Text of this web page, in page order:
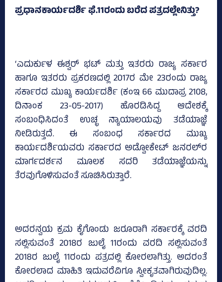
ಪ್ರಧಾನಕಾರ್ಯದರ್ಶಿ ಫೆ.11ರಂದು ಬರೆದ ಪತ್ರದಲ್ಲೇನಿತ್ತು?
‘ಎದುರ್ಕುಳ ಈಶ್ವರ್‌ ಭಟ್‌ ಮತ್ತು ಇತರರು ರಾಜ್ಯ ಸರ್ಕಾರ
ಹಾಗೂ ಇತರರು ಪ್ರಕರಣದಲ್ಲಿ 2017ರ ಮೇ 23ರಂದು ರಾಜ್ಯ
ಸರ್ಕಾರದ ಮುಖ್ಯ ಕಾರ್ಯದರ್ಶಿ (ಕಂಇ 66 ಮುದಾಪ್ರ 2108,
ದಿನಾಂಕ 23-05-2017) ಹೊರಡಿಸಿದ್ದ ಆದೇಶಕ್ಕೆ
ಸಂಬಂಧಿಸಿದಂತೆ ಉಚ್ಛ ನ್ಯಾಯಾಲಯವು ತಡೆಯಾಜ್ಞೆ
ನೀಡಿರುತ್ತದೆ. ಈ ಸಂಬಂಧ ಸರ್ಕಾರದ ಮುಖ್ಯ
ಕಾರ್ಯದರ್ಶಿಯವರು ಸರ್ಕಾರದ ಅಡ್ವೋಕೇಟ್‌ ಜನರಲ್‌ರ
ಮಾರ್ಗದರ್ಶನ ಮೂಲಕ ಸದರಿ ತಡೆಯಾಜ್ಞೆಯನ್ನು
ತೆರವುಗೊಳಿಸುವಂತೆ ಸೂಚಿಸಿರುತ್ತಾರೆ.
ಅದರನ್ವಯ ಕ್ರಮ ಕೈಗೊಂಡು ಜರೂರಾಗಿ ಸರ್ಕಾರಕ್ಕೆ ವರದಿ
ಸಲ್ಲಿಸುವಂತೆ 2018ರ ಜುಲೈ 11ರಂದು ವರದಿ ಸಲ್ಲಿಸುವಂತೆ
2018ರ ಜುಲೈ 11ರಂದು ಪತ್ರದಲ್ಲಿ ಕೋರಲಾಗಿತ್ತು. ಅದರಂತೆ
ಕೋರಲಾದ ಮಾಹಿತಿ ಇದುವರೆವಿಗೂ ಸ್ವೀಕೃತವಾಗಿರುವುದಿಲ್ಲ.